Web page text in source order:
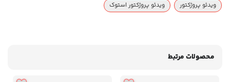
ویدئو پروژکتور
ویدئو پروژکتور استوک
محصولات مرتبط